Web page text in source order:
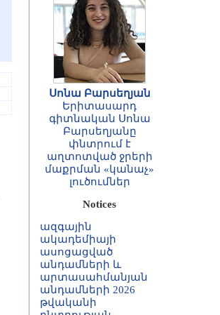
Սոնա Բարսեղյան
Երիտասարդ
գիտնական Սոնա
Բարսեղյանը
փնտրում է
աղտոտված ջրերի
մաքրման «կանաչ»
լուծումներ
Notices
ՀԱՅՏԱՐԱՐՈՒԹՅՈՒՆ
Հայաստանի
Հանրապետության
ազգային
ակադեմիայի
ասոցացված
անդամների և
արտասահմանյան
անդամների 2026
թվականի
ընտրության
մրցույթի մասին